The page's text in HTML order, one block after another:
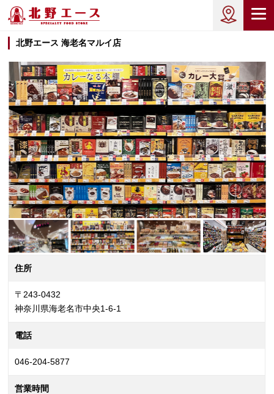
北野エース 海老名マルイ店
住所
〒243-0432
神奈川県海老名市中央1-6-1
電話
046-204-5877
営業時間